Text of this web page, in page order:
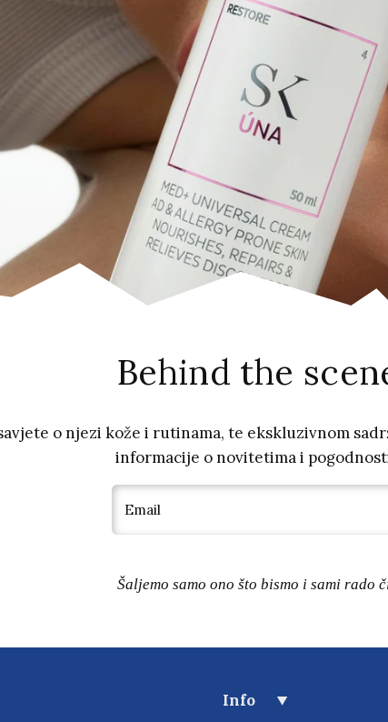
Behind the
o njezi kože i rutinama, te ekskluzivnom
informacije o novitetima i
Email
Šaljemo samo ono što bismo i sami rado
Info